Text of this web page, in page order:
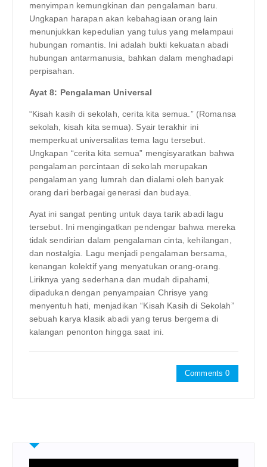
menyimpan kemungkinan dan pengalaman baru.
Ungkapan harapan akan kebahagiaan orang lain
menunjukkan kepedulian yang tulus yang melampaui
hubungan romantis. Ini adalah bukti kekuatan abadi
hubungan antarmanusia, bahkan dalam menghadapi
perpisahan.
Ayat 8: Pengalaman Universal
“Kisah kasih di sekolah, cerita kita semua.” (Romansa
sekolah, kisah kita semua). Syair terakhir ini
memperkuat universalitas tema lagu tersebut.
Ungkapan “cerita kita semua” mengisyaratkan bahwa
pengalaman percintaan di sekolah merupakan
pengalaman yang lumrah dan dialami oleh banyak
orang dari berbagai generasi dan budaya.
Ayat ini sangat penting untuk daya tarik abadi lagu
tersebut. Ini mengingatkan pendengar bahwa mereka
tidak sendirian dalam pengalaman cinta, kehilangan,
dan nostalgia. Lagu menjadi pengalaman bersama,
kenangan kolektif yang menyatukan orang-orang.
Liriknya yang sederhana dan mudah dipahami,
dipadukan dengan penyampaian Chrisye yang
menyentuh hati, menjadikan “Kisah Kasih di Sekolah”
sebuah karya klasik abadi yang terus bergema di
kalangan penonton hingga saat ini.
Comments 0